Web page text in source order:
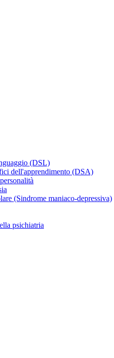
(DSL)
dell'apprendimento (DSA)
(Sindrome maniaco-depressiva)
psichiatria